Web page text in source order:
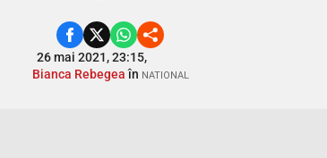
26 mai 2021, 23:15,
Bianca Rebegeaîn NATIONAL